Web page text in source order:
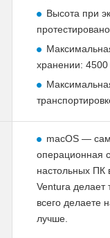
Высота при
хранении:
macOS —
операционная
настольных ПК
Ventura делает
всего делаете
лучше.